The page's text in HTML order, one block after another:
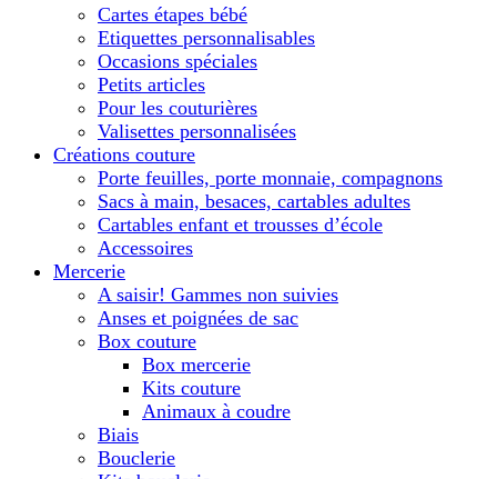
Cartes étapes bébé
Etiquettes personnalisables
Occasions spéciales
Petits articles
Pour les couturières
Valisettes personnalisées
Créations couture
Porte feuilles, porte monnaie, compagnons
Sacs à main, besaces, cartables adultes
Cartables enfant et trousses d’école
Accessoires
Mercerie
A saisir! Gammes non suivies
Anses et poignées de sac
Box couture
Box mercerie
Kits couture
Animaux à coudre
Biais
Bouclerie